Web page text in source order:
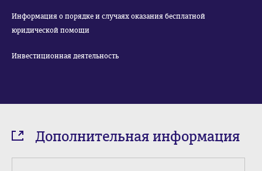
Информация о порядке и случаях оказания бесплатной
юридической помощи
Инвестиционная деятельность
Дополнительная информация